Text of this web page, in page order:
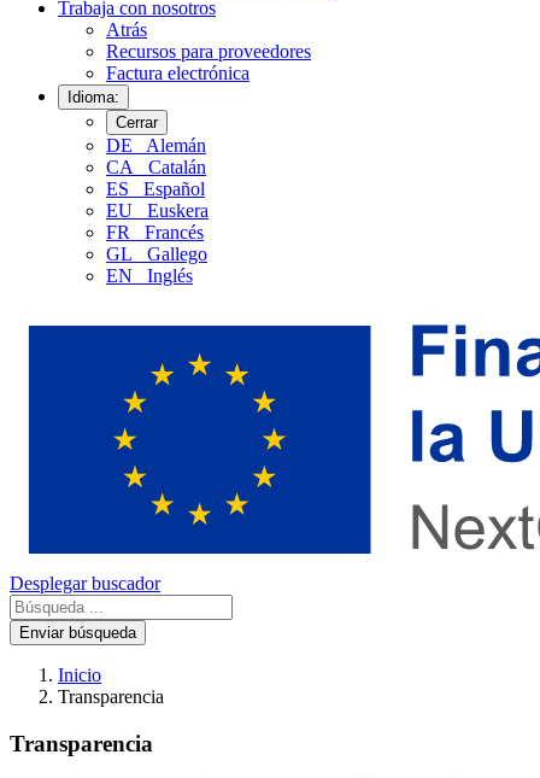
Trabaja con nosotros
Atrás
Recursos para proveedores
Factura electrónica
Idioma:
Cerrar
DE
Alemán
CA
Catalán
ES
Español
EU
Euskera
FR
Francés
GL
Gallego
EN
Inglés
Desplegar buscador
Enviar búsqueda
Inicio
Transparencia
Transparencia